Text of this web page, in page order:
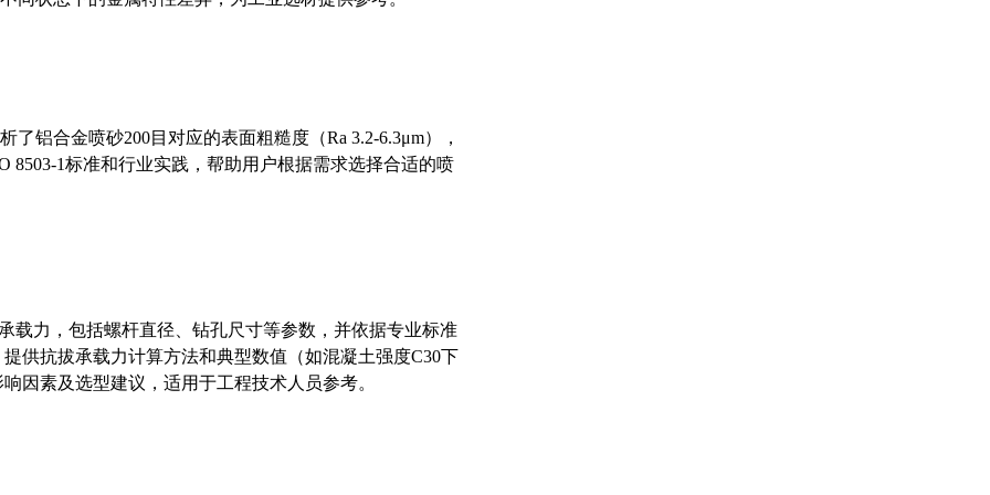
铝合金喷砂200目对应的表面粗糙度（Ra 3.2-6.3μm），
8503-1标准和行业实践，帮助用户根据需求选择合适的喷
载力，包括螺杆直径、钻孔尺寸等参数，并依据专业标准
供抗拔承载力计算方法和典型数值（如混凝土强度C30下
因素及选型建议，适用于工程技术人员参考。